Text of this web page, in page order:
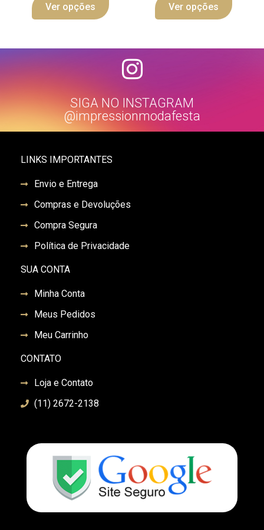
Ver opções Ver opções
SIGA NO INSTAGRAM
@impressionmodafesta
LINKS IMPORTANTES
Envio e Entrega
Compras e Devoluções
Compra Segura
Política de Privacidade
SUA CONTA
Minha Conta
Meus Pedidos
Meu Carrinho
CONTATO
Loja e Contato
(11) 2672-2138